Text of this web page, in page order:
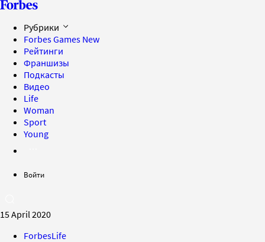
Рубрики
Forbes Games New
Рейтинги
Франшизы
Подкасты
Видео
Life
Woman
Sport
Young
Войти
15 April 2020
ForbesLife